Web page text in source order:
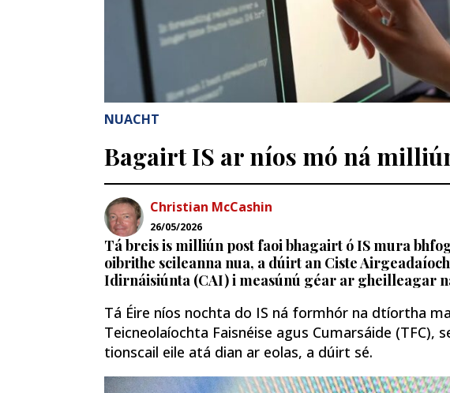
NUACHT
Bagairt IS ar níos mó ná
Christian McCashin
26/05/2026
Tá breis is milliún post faoi bhagairt ó IS mura
oibrithe scileanna nua, a dúirt an Ciste
Idirnáisiúnta (CAI) i measúnú géar ar gheilleagar
Tá Éire níos nochta do IS ná formhór na dtíortha
Teicneolaíochta Faisnéise agus Cumarsáide (TFC),
tionscail eile atá dian ar eolas, a dúirt sé.